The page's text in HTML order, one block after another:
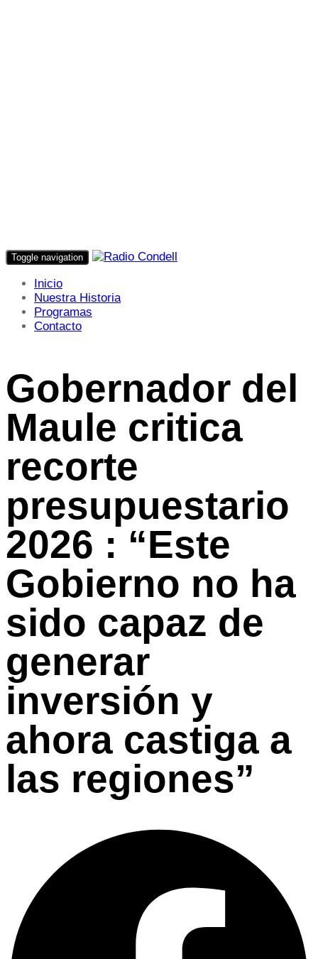
Toggle navigation
Inicio
Nuestra Historia
Programas
Contacto
Gobernador del
Maule critica
recorte
presupuestario
2026 : “Este
Gobierno no ha
sido capaz de
generar
inversión y
ahora castiga a
las regiones”